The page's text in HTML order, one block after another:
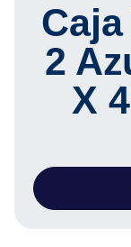
2
X